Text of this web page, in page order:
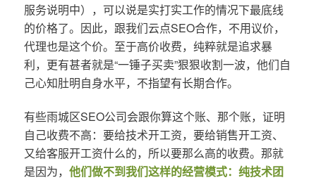
服务说明中），可以说是实打实工作的情况下最底线
的价格了。因此，跟我们云点SEO合作，不用议价，
代理也是这个价。至于高价收费，纯粹就是追求暴
利，更有甚者就是“一锤子买卖”狠狠收割一波，他们自
己心知肚明自身水平，不指望有长期合作。
有些雨城区SEO公司会跟你算这个账、那个账，证明
自己收费不高：要给技术开工资，要给销售开工资、
又给客服开工资什么的，所以要那么高的收费。那就
是因为， 他们做不到我们这样的经营模式：纯技术团